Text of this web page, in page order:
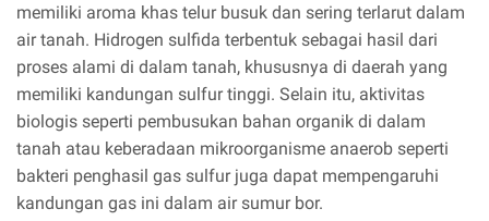
memiliki aroma khas telur busuk dan sering terlarut dalam
air tanah. Hidrogen sulfida terbentuk sebagai hasil dari
proses alami di dalam tanah, khususnya di daerah yang
memiliki kandungan sulfur tinggi. Selain itu, aktivitas
biologis seperti pembusukan bahan organik di dalam
tanah atau keberadaan mikroorganisme anaerob seperti
bakteri penghasil gas sulfur juga dapat mempengaruhi
kandungan gas ini dalam air sumur bor.